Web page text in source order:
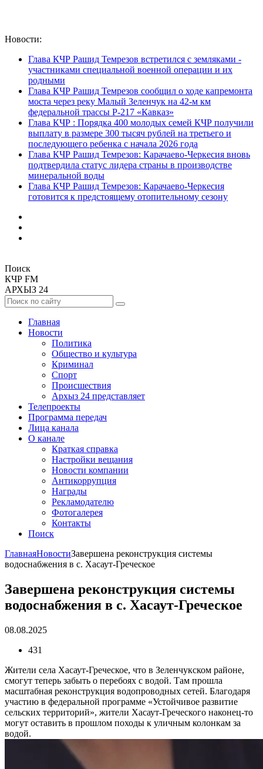
Новости:
Глава КЧР Рашид Темрезов встретился с земляками -
участниками специальной военной операции и их
родными
Глава КЧР Рашид Темрезов сообщил о ходе капремонта
моста через реку Малый Зеленчук на 42-м км
федеральной трассы Р-217 «Кавказ»
Глава КЧР : Порядка 400 молодых семей КЧР получили
выплату в размере 300 тысяч рублей на третьего и
последующего ребенка с начала 2026 года
Глава КЧР Рашид Темрезов: Карачаево-Черкесия вновь
подтвердила статус лидера страны в производстве
минеральной воды
Глава КЧР Рашид Темрезов: Карачаево-Черкесия
готовится к предстоящему отопительному сезону
Поиск
КЧР FM
АРХЫЗ 24
Главная
Новости
Политика
Общество и культура
Криминал
Спорт
Происшествия
Архыз 24 представляет
Телепроекты
Программа передач
Лица канала
О канале
Краткая справка
Настройки вещания
Новости компании
Антикоррупция
Награды
Рекламодателю
Фотогалерея
Контакты
Поиск
ГлавнаяНовостиЗавершена реконструкция системы
водоснабжения в с. Хасаут-Греческое
Завершена реконструкция системы
водоснабжения в с. Хасаут-Греческое
08.08.2025
431
Жители села Хасаут-Греческое, что в Зеленчукском районе,
смогут теперь забыть о перебоях с водой. Там прошла
масштабная реконструкция водопроводных сетей. Благодаря
участию в федеральной программе «Устойчивое развитие
сельских территорий», жители Хасаут-Греческого наконец-то
могут оставить в прошлом походы к уличным колонкам за
водой.